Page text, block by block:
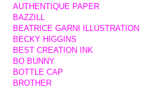
AUTHENTIQUE PAPER
BAZZILL
BEATRICE GARNI ILLUSTRATION
BECKY HIGGINS
BEST CREATION INK
BO BUNNY
BOTTLE CAP
BROTHER